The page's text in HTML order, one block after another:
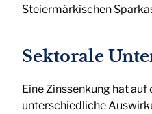
Steiermärkischen
Sektorale
Eine Zinssenkung hat
unterschiedliche